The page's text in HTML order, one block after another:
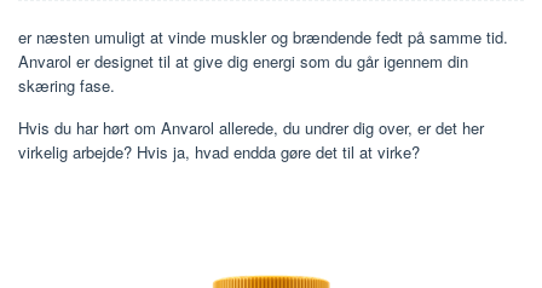
er næsten umuligt at vinde muskler og brændende fedt på samme tid.
Anvarol er designet til at give dig energi som du går igennem din
skæring fase.
Hvis du har hørt om Anvarol allerede, du undrer dig over, er det her
virkelig arbejde? Hvis ja, hvad endda gøre det til at virke?